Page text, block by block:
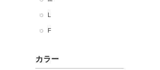
L
F
カラー